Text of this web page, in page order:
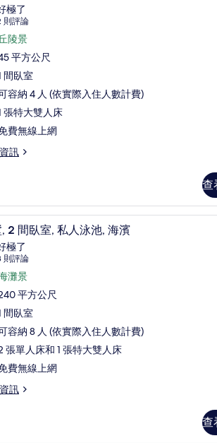
分，滿分 10 分
極了
則評論
則
評
論)
丘陵景
平方公尺
間臥室
容納 4 人 (依實際入住人數計費)
張特大雙人床
費無線上網
訊
查
迷你吧、客房內保險箱
, 2 間臥室, 私人泳池, 海濱
，滿分 10 分
極了
則評論
論)
灘景
平方公尺
間臥室
容納 8 人 (依實際入住人數計費)
張單人床和 1 張特大雙人床
費無線上網
訊
查